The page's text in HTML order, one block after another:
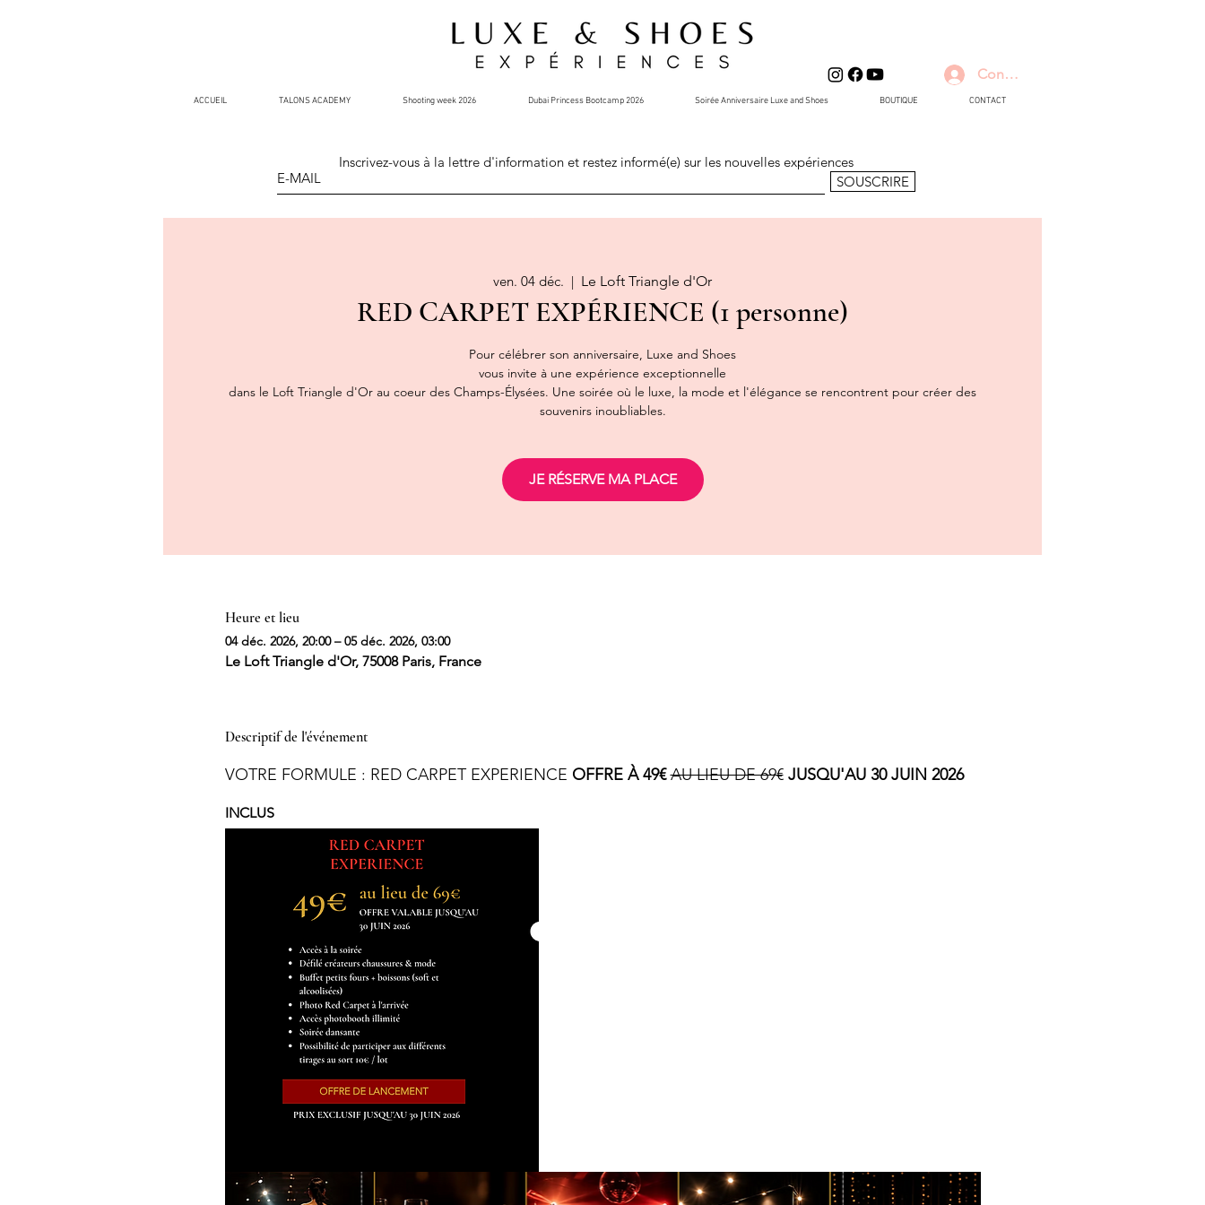
Connexion
ACCUEIL TALONS ACADEMY Shooting week 2026 Dubai Princess Bootcamp 2026 Soirée Anniversaire Luxe and Shoes BOUTIQUE CONTACT
Inscrivez-vous à la lettre d'information et restez informé(e) sur les nouvelles expériences
SOUSCRIRE
ven. 04 déc.
  |
Le Loft Triangle d'Or
RED CARPET EXPÉRIENCE (1 personne)
Pour célébrer son anniversaire, Luxe and Shoes
vous invite à une expérience exceptionnelle
dans le Loft Triangle d'Or au coeur des Champs-Élysées. Une soirée où le luxe, la mode et l'élégance se rencontrent pour créer des
souvenirs inoubliables.
JE RÉSERVE MA PLACE
Heure et lieu
04 déc. 2026, 20:00 – 05 déc. 2026, 03:00
Le Loft Triangle d'Or, 75008 Paris, France
Descriptif de l'événement
VOTRE FORMULE : RED CARPET EXPERIENCE OFFRE À 49€ AU LIEU DE 69€ JUSQU'AU 30 JUIN 2026
INCLUS